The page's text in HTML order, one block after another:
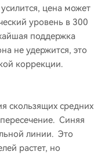
цена может
уровень в 300
поддержка
не удержится, это
коррекции.
скользящих средних
Синяя
линии. Это
растет, но